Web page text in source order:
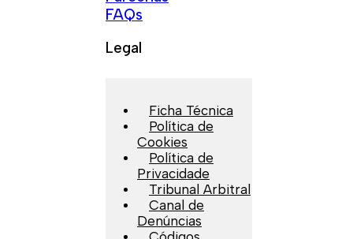
FAQs
Legal
Ficha Técnica
Política de
Cookies
Política de
Privacidade
Tribunal Arbitral
Canal de
Denúncias